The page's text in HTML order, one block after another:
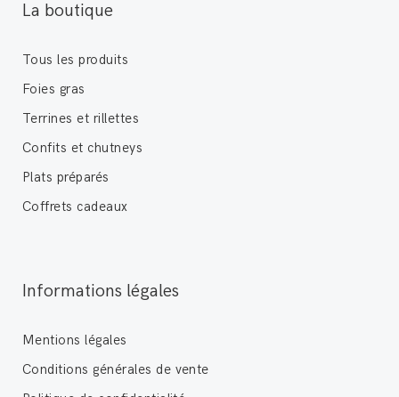
La boutique
Tous les produits
Foies gras
Terrines et rillettes
Confits et chutneys
Plats préparés
Coffrets cadeaux
Informations légales
Mentions légales
Conditions générales de vente